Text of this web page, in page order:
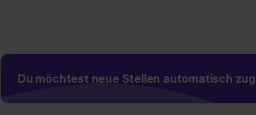
Du möchtest neue Stellen automatisch